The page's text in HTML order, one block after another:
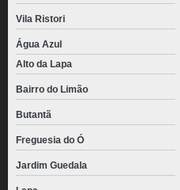
Vila Ristori
Água Azul
Alto da Lapa
Bairro do Limão
Butantã
Freguesia do Ó
Jardim Guedala